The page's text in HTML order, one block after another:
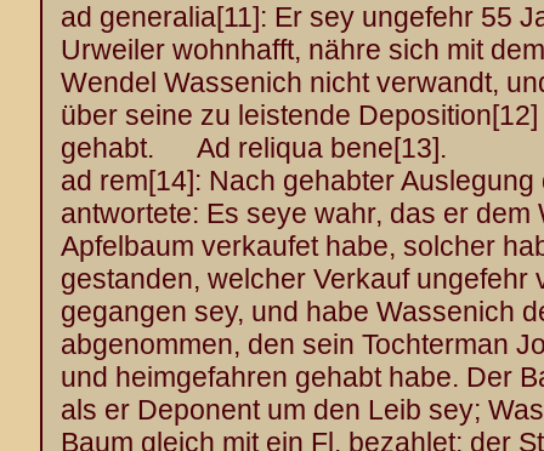
ad generalia[11]: Er sey ungefehr 55
Urweiler wohnhafft, nähre sich mit
Wendel Wassenich nicht verwandt,
über seine zu leistende Deposition[12]
gehabt. Ad reliqua bene[13].
ad rem[14]: Nach gehabter
antwortete: Es seye wahr, das er
Apfelbaum verkaufet habe, solcher
gestanden, welcher Verkauf ungefehr
gegangen sey, und habe Wassenich
abgenommen, den sein Tochterman
und heimgefahren gehabt habe. Der
als er Deponent um den Leib sey;
Baum gleich mit ein Fl. bezahlet; der